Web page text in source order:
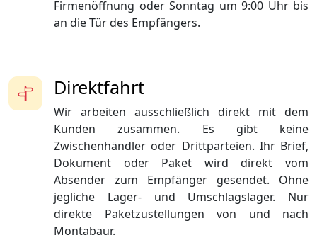
Direktfahrt
Wir arbeiten ausschließlich direkt mit dem
Kunden zusammen. Es gibt keine
Zwischenhändler oder Drittparteien. Ihr Brief,
Dokument oder Paket wird direkt vom
Absender zum Empfänger gesendet. Ohne
jegliche Lager- und Umschlagslager. Nur
direkte Paketzustellungen von und nach
Montabaur.
Firmenöffnung oder Sonntag um 9:00 Uhr bis
an die Tür des Empfängers.